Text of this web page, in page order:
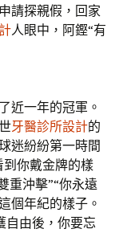
請探親假，回家
人眼中，阿鏗“有
近一年的冠軍。
牙醫診所設計的
迷紛紛第一時間
到你戴金牌的樣
重沖擊”“你永遠
個年紀的樣子。
自由後，你要忘